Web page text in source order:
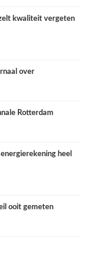
kwaliteit vergeten
over
Rotterdam
heel
ooit gemeten